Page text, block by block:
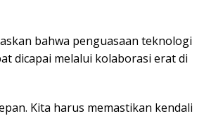
bahwa penguasaan teknologi
dicapai melalui kolaborasi erat di
Kita harus memastikan kendali